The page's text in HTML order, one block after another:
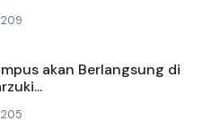
209
akan Berlangsung di
205